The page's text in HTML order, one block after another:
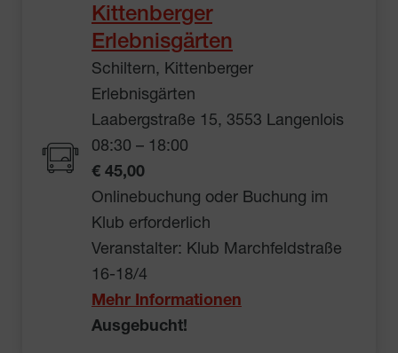
Kittenberger
Erlebnisgärten
Schiltern, Kittenberger
Erlebnisgärten
Laabergstraße 15, 3553 Langenlois
08:30 – 18:00
€ 45,00
Onlinebuchung oder Buchung im
Klub erforderlich
Veranstalter: Klub Marchfeldstraße
16-18/4
Mehr Informationen
Ausgebucht!